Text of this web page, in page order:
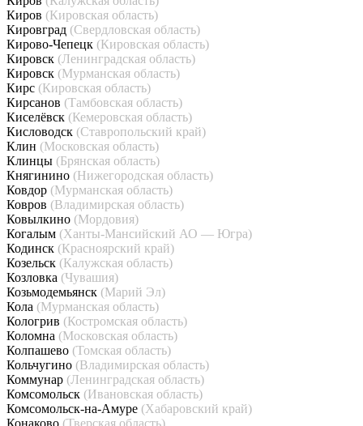
Киров (Кировская область)
Кировград (Свердловская область)
Кирово-Чепецк (Кировская область)
Кировск (Ленинградская область)
Кировск (Мурманская область)
Кирс (Кировская область)
Кирсанов (Тамбовская область)
Киселёвск (Кемеровская область)
Кисловодск (Ставропольский край)
Клин (Московская область)
Клинцы (Брянская область)
Княгинино (Нижегородская область)
Ковдор (Мурманская область)
Ковров (Владимирская область)
Ковылкино (Мордовия)
Когалым (Ханты-Мансийский АО — Югра)
Кодинск (Красноярский край)
Козельск (Калужская область)
Козловка (Чувашия)
Козьмодемьянск (Марий Эл)
Кола (Мурманская область)
Кологрив (Костромская область)
Коломна (Московская область)
Колпашево (Томская область)
Кольчугино (Владимирская область)
Коммунар (Ленинградская область)
Комсомольск (Ивановская область)
Комсомольск-на-Амуре (Хабаровский край)